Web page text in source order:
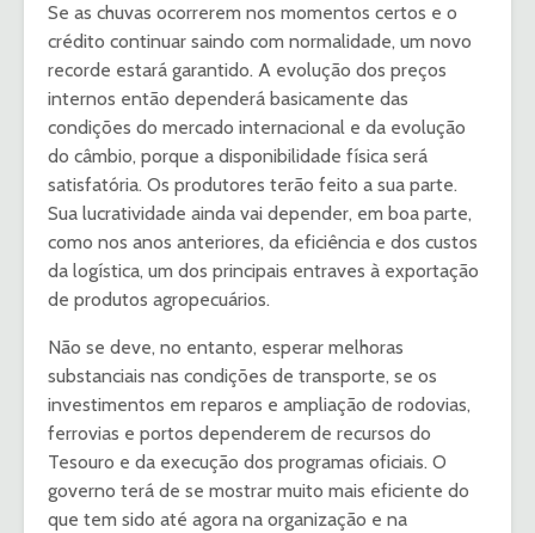
Se as chuvas ocorrerem nos momentos certos e o
crédito continuar saindo com normalidade, um novo
recorde estará garantido. A evolução dos preços
internos então dependerá basicamente das
condições do mercado internacional e da evolução
do câmbio, porque a disponibilidade física será
satisfatória. Os produtores terão feito a sua parte.
Sua lucratividade ainda vai depender, em boa parte,
como nos anos anteriores, da eficiência e dos custos
da logística, um dos principais entraves à exportação
de produtos agropecuários.
Não se deve, no entanto, esperar melhoras
substanciais nas condições de transporte, se os
investimentos em reparos e ampliação de rodovias,
ferrovias e portos dependerem de recursos do
Tesouro e da execução dos programas oficiais. O
governo terá de se mostrar muito mais eficiente do
que tem sido até agora na organização e na